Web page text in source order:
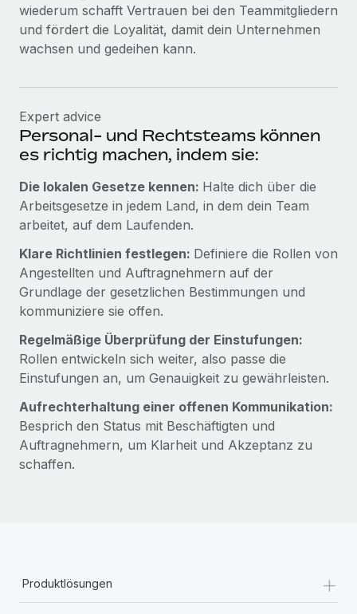
wiederum schafft Vertrauen bei den Teammitgliedern
und fördert die Loyalität, damit dein Unternehmen
wachsen und gedeihen kann.
Expert advice
Personal- und Rechtsteams können
es richtig machen, indem sie:
Die lokalen Gesetze kennen: Halte dich über die
Arbeitsgesetze in jedem Land, in dem dein Team
arbeitet, auf dem Laufenden.
Klare Richtlinien festlegen: Definiere die Rollen von
Angestellten und Auftragnehmern auf der
Grundlage der gesetzlichen Bestimmungen und
kommuniziere sie offen.
Regelmäßige Überprüfung der Einstufungen:
Rollen entwickeln sich weiter, also passe die
Einstufungen an, um Genauigkeit zu gewährleisten.
Aufrechterhaltung einer offenen Kommunikation:
Besprich den Status mit Beschäftigten und
Auftragnehmern, um Klarheit und Akzeptanz zu
schaffen.
Produktlösungen +